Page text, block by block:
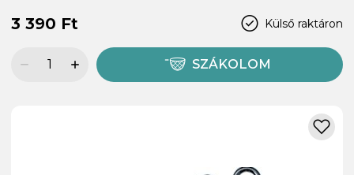
Külső raktáron
3 390 Ft
SZÁKOLOM